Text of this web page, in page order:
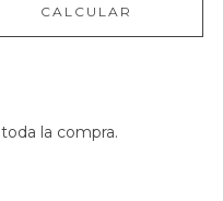
CALCULAR
la compra.